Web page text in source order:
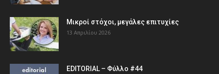
Μικροί στόχοι, μεγάλες επιτυχίες
13 Απριλίου 2026
EDITORIAL – Φύλλο #44